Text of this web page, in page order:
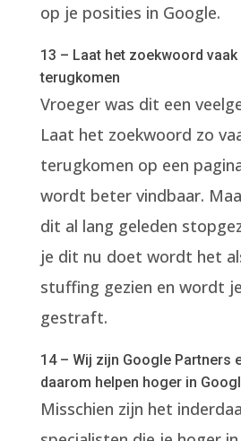
op je posities in Google.
13 – Laat het zoekwoord
terugkomen
Vroeger was dit een
Laat het zoekwoord zo
terugkomen op een
wordt beter vindbaar.
dit al lang geleden
je dit nu doet wordt het
stuffing gezien en wordt
gestraft.
14 – Wij zijn Google Partners
daarom helpen hoger in
Misschien zijn het